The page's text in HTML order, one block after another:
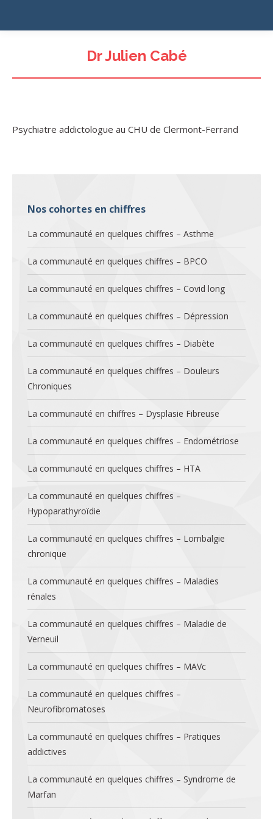
Dr Julien Cabé
Psychiatre addictologue au CHU de Clermont-Ferrand
Nos cohortes en chiffres
La communauté en quelques chiffres – Asthme
La communauté en quelques chiffres – BPCO
La communauté en quelques chiffres – Covid long
La communauté en quelques chiffres – Dépression
La communauté en quelques chiffres – Diabète
La communauté en quelques chiffres – Douleurs
Chroniques
La communauté en chiffres – Dysplasie Fibreuse
La communauté en quelques chiffres – Endométriose
La communauté en quelques chiffres – HTA
La communauté en quelques chiffres –
Hypoparathyroïdie
La communauté en quelques chiffres – Lombalgie
chronique
La communauté en quelques chiffres – Maladies
rénales
La communauté en quelques chiffres – Maladie de
Verneuil
La communauté en quelques chiffres – MAVc
La communauté en quelques chiffres –
Neurofibromatoses
La communauté en quelques chiffres – Pratiques
addictives
La communauté en quelques chiffres – Syndrome de
Marfan